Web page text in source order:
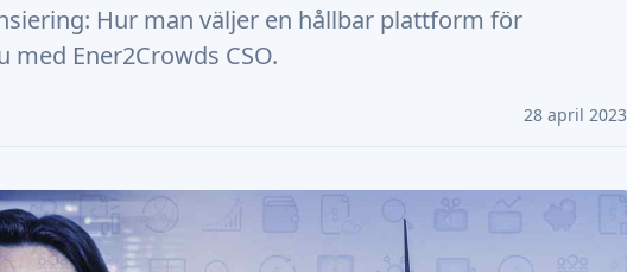
Hur man väljer en hållbar plattform för
Ener2Crowds CSO.
28 april 2023